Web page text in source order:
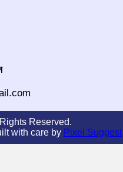
Reserved.
with care by Pixel Suggest